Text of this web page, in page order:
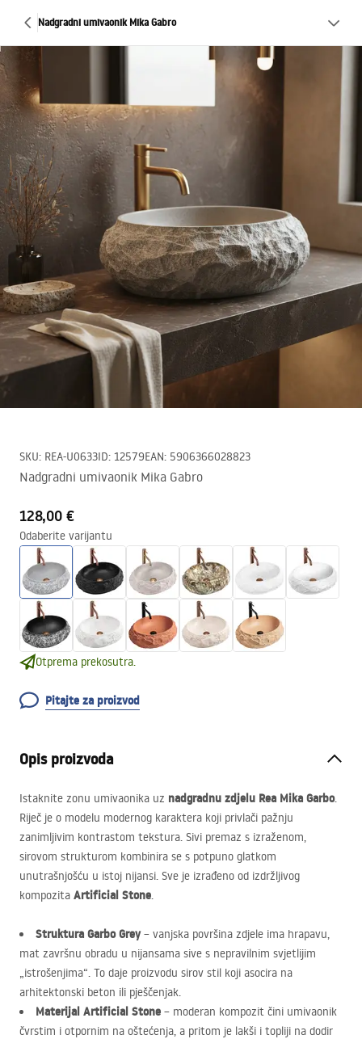
Nadgradni umivaonik Mika Gabro
SKU: REA-U0633ID: 12579EAN: 5906366028823
Nadgradni umivaonik Mika Gabro
128,00 €
Odaberite varijantu
Otprema prekosutra.
Pitajte za proizvod
Opis proizvoda
Istaknite zonu umivaonika uz nadgradnu zdjelu Rea Mika Garbo.
Riječ je o modelu modernog karaktera koji privlači pažnju
zanimljivim kontrastom tekstura. Sivi premaz s izraženom,
sirovom strukturom kombinira se s potpuno glatkom
unutrašnjošću u istoj nijansi. Sve je izrađeno od izdržljivog
kompozita Artificial Stone.
Struktura Garbo Grey– vanjska površina zdjele ima hrapavu,
mat završnu obradu u nijansama sive s nepravilnim svjetlijim
„istrošenjima“. To daje proizvodu sirov stil koji asocira na
arhitektonski beton ili pješčenjak.
Materijal Artificial Stone – moderan kompozit čini umivaonik
čvrstim i otpornim na oštećenja, a pritom je lakši i topliji na dodir